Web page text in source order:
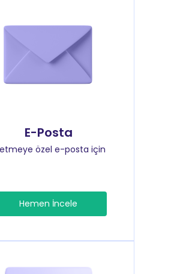
E-Posta
özel e-posta için
Hemen İncele